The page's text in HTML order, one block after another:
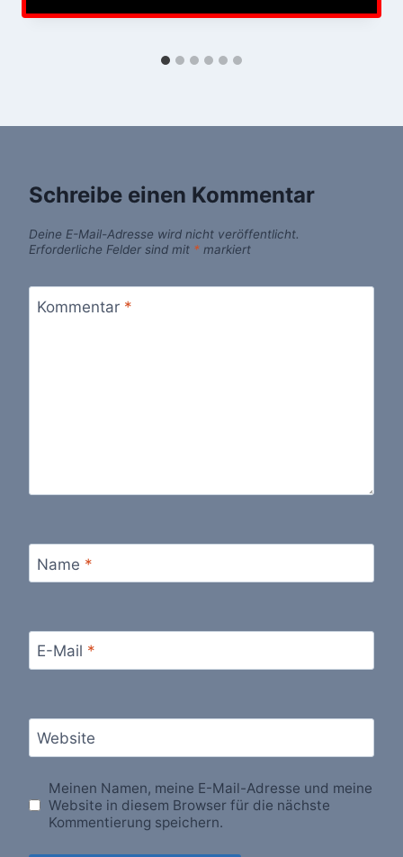
Schreibe einen Kommentar
Deine E-Mail-Adresse wird nicht veröffentlicht.
Erforderliche Felder sind mit * markiert
Kommentar *
Name *
E-Mail *
Website
Meinen Namen, meine E-Mail-Adresse und meine
Website in diesem Browser für die nächste
Kommentierung speichern.